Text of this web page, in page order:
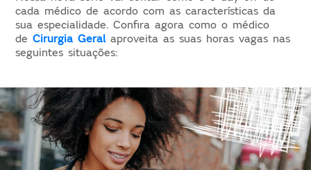
cada médico de acordo com as características da
sua especialidade. Confira agora como o médico
deCirurgia Geralaproveita as suas horas vagas nas
seguintes situações: